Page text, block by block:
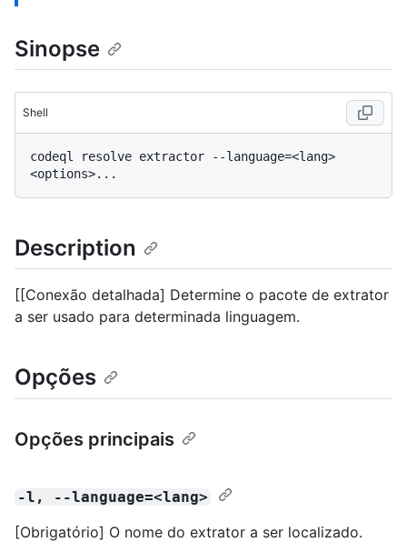
Sinopse
Shell
codeql resolve extractor --language=<lang>
Description
[[Conexão detalhada] Determine o pacote de extrator
a ser usado para determinada linguagem.
Opções
Opções principais
-l, --language=<lang>
[Obrigatório] O nome do extrator a ser localizado.